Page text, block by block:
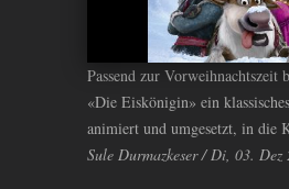
Passend zur
«Die Eiskönigin» ein
animiert und umgesetzt, in die
Sule Durmazkeser / Di, 03. Dez